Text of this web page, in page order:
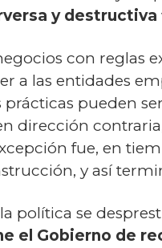
y destructiva
con reglas
a las entidades
pueden
dirección
fue, en
y así
política se
el Gobierno de